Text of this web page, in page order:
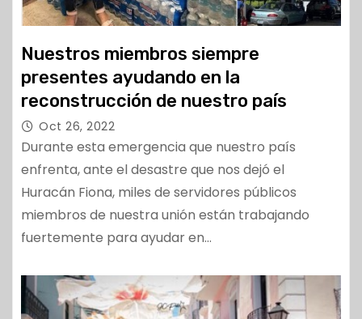
Nuestros miembros siempre
presentes ayudando en la
reconstrucción de nuestro país
Oct 26, 2022
Durante esta emergencia que nuestro país
enfrenta, ante el desastre que nos dejó el
Huracán Fiona, miles de servidores públicos
miembros de nuestra unión están trabajando
fuertemente para ayudar en…